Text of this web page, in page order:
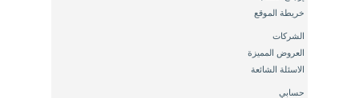
خريطة الموقع
الشركات
العروض المميزة
الاسئلة الشائعة
حسابي